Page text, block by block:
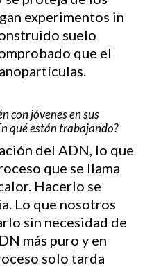
experimentos in
suelo
que el
con jóvenes en sus
qué están trabajando?
del ADN, lo que
que se llama
Hacerlo se
Lo que nosotros
sin necesidad de
más puro y en
solo tarda